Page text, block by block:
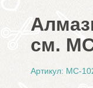
см.
Артикул: MC-